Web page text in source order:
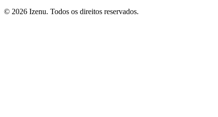
© 2026 Izenu. Todos os direitos reservados.